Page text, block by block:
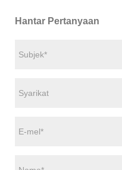
Hantar Pertanyaan